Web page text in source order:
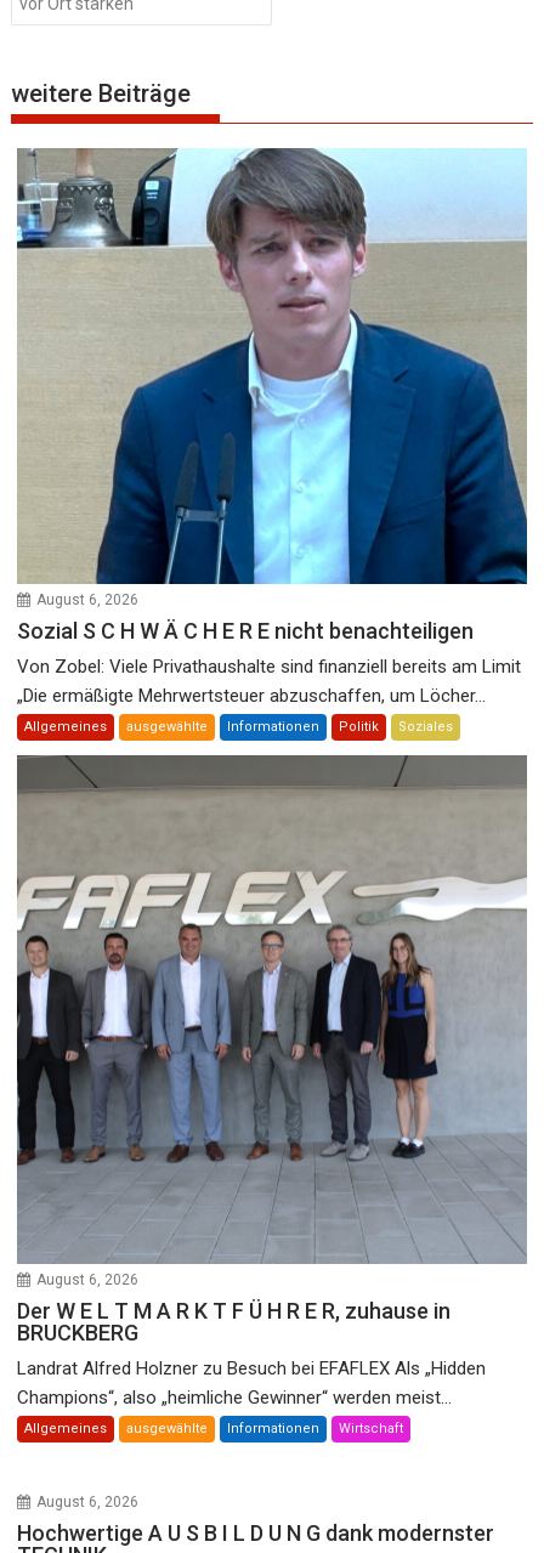
weitere Beiträge
August 6, 2026
Sozial S C H W Ä C H E R E nicht benachteiligen
Von Zobel: Viele Privathaushalte sind finanziell bereits am Limit
„Die ermäßigte Mehrwertsteuer abzuschaffen, um Löcher...
Allgemeines ausgewählte Informationen Politik Soziales
August 6, 2026
Der W E L T M A R K T F Ü H R E R, zuhause in
BRUCKBERG
Landrat Alfred Holzner zu Besuch bei EFAFLEX Als „Hidden
Champions“, also „heimliche Gewinner“ werden meist...
Allgemeines ausgewählte Informationen Wirtschaft
August 6, 2026
Hochwertige A U S B I L D U N G dank modernster